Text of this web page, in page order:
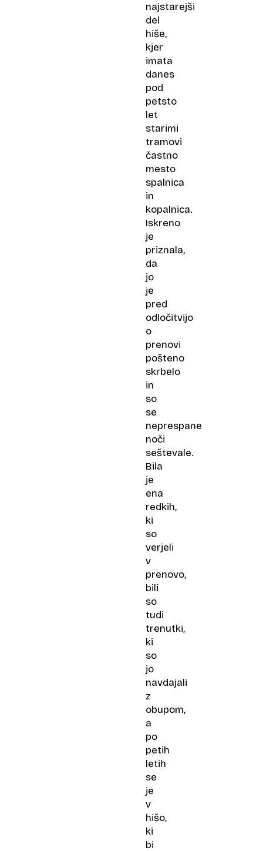
najstarejši
del
hiše,
kjer
imata
danes
pod
petsto
let
starimi
tramovi
častno
mesto
spalnica
in
kopalnica.
Iskreno
je
priznala,
da
jo
je
pred
odločitvijo
o
prenovi
pošteno
skrbelo
in
so
se
neprespane
noči
seštevale.
Bila
je
ena
redkih,
ki
so
verjeli
v
prenovo,
bili
so
tudi
trenutki,
ki
so
jo
navdajali
z
obupom,
a
po
petih
letih
se
je
v
hišo,
ki
bi